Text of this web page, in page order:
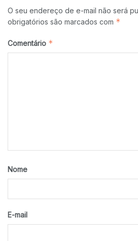
O seu endereço de e-mail não será
obrigatórios são marcados com *
Comentário *
Nome
E-mail